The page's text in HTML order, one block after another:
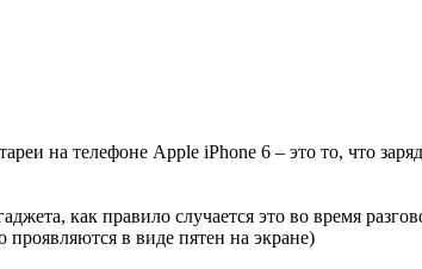
на телефоне Apple iPhone 6 – это то, что
как правило случается это во время
проявляются в виде пятен на экране)